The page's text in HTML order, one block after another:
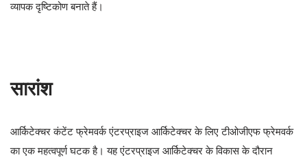
व्यापक दृष्टिकोण बनाते हैं।
सारांश
आर्किटेक्चर कंटेंट फ्रेमवर्क एंटरप्राइज आर्किटेक्चर के लिए टीओजीएफ फ्रेमवर्क
का एक महत्वपूर्ण घटक है। यह एंटरप्राइज आर्किटेक्चर के विकास के दौरान